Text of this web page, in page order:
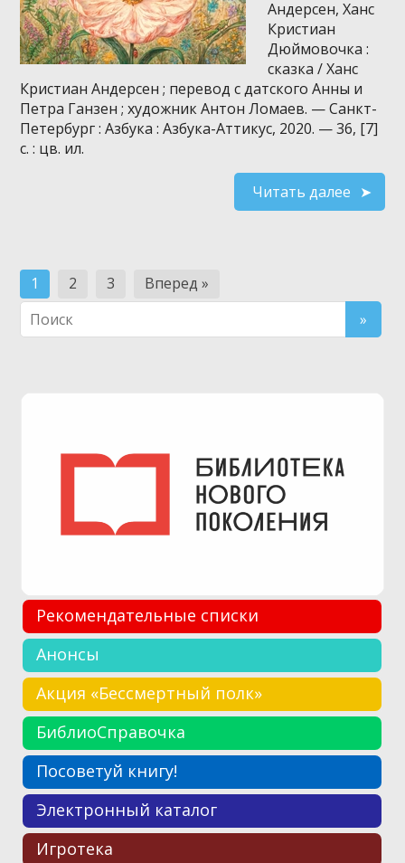
Андерсен, Ханс
Кристиан
Дюймовочка :
сказка / Ханс
Кристиан Андерсен ; перевод с датского Анны и
Петра Ганзен ; художник Антон Ломаев. — Санкт-
Петербург : Азбука : Азбука-Аттикус, 2020. — 36, [7]
с. : цв. ил.
Читать далее
Навигация
по
записям
1 2 3 Вперед »
Рекомендательные списки
Анонсы
Акция «Бессмертный полк»
БиблиоСправочка
Посоветуй книгу!
Электронный каталог
Игротека